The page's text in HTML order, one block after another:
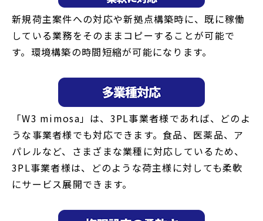
新規荷主案件への対応や新拠点構築時に、既に稼働
している業務をそのままコピーすることが可能で
す。環境構築の時間短縮が可能になります。
「W3 mimosa」は、3PL事業者様であれば、どのよ
うな事業者様でも対応できます。食品、医薬品、ア
パレルなど、さまざまな業種に対応しているため、
3PL事業者様は、どのような荷主様に対しても柔軟
にサービス展開できます。